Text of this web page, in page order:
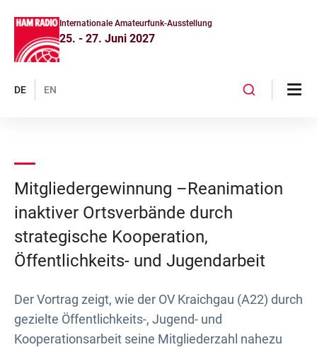
Internationale Amateurfunk-Ausstellung
25. - 27. Juni 2027
DE EN
Mitgliedergewinnung –Reanimation
inaktiver Ortsverbände durch
strategische Kooperation,
Öffentlichkeits- und Jugendarbeit
Der Vortrag zeigt, wie der OV Kraichgau (A22) durch
gezielte Öffentlichkeits-, Jugend- und
Kooperationsarbeit seine Mitgliederzahl nahezu